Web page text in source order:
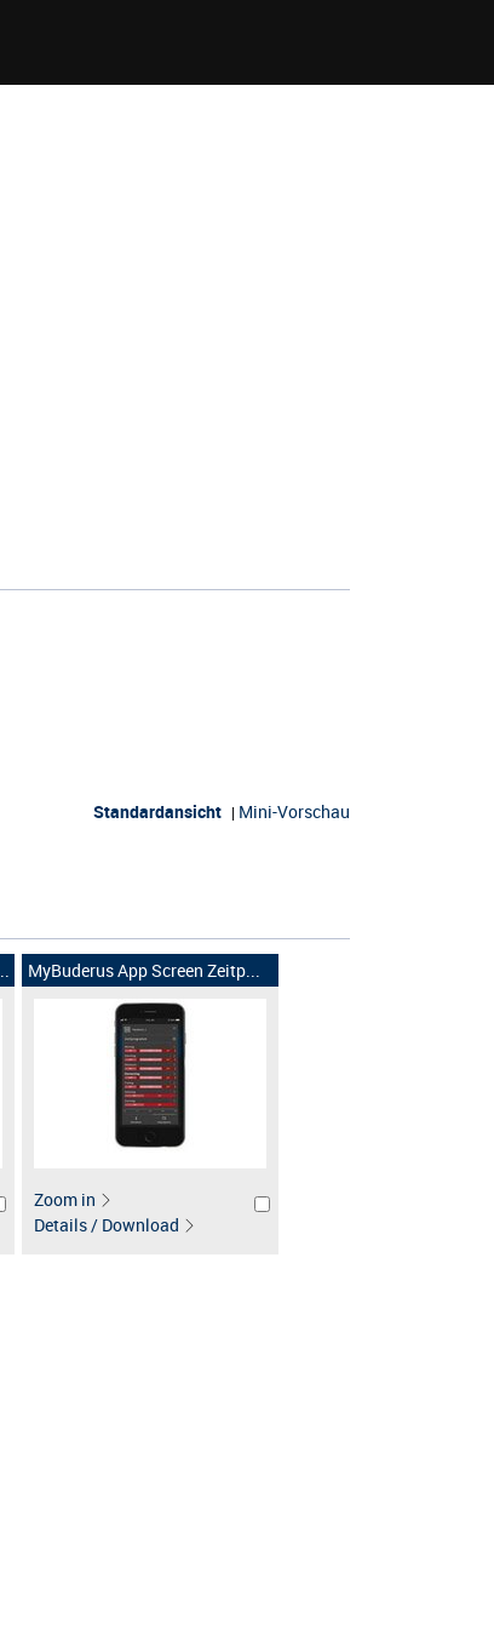
Standardansicht | Mini-Vorschau
MyBuderus App Screen Zeitp...
Zoom in
Details / Download